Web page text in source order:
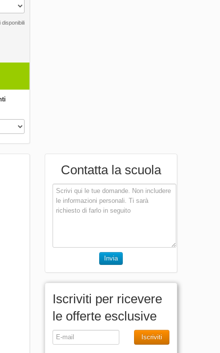
disponibili
Contatta la scuola
Invia
Iscriviti per ricevere
le offerte esclusive
Iscriviti